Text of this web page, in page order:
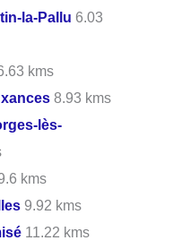
la-Pallu 6.03
kms
8.93 kms
lès-
kms
9.92 kms
11.22 kms